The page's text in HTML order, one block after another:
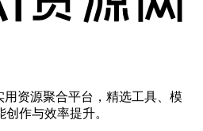
资源聚合平台，精选工具、模
作与效率提升。